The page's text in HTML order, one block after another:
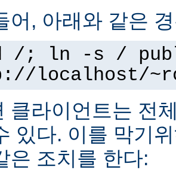
어, 아래와 같은
/; ln -s /
localhost/
클라이언트는 전
있다. 이를 막기
은 조치를 한다: